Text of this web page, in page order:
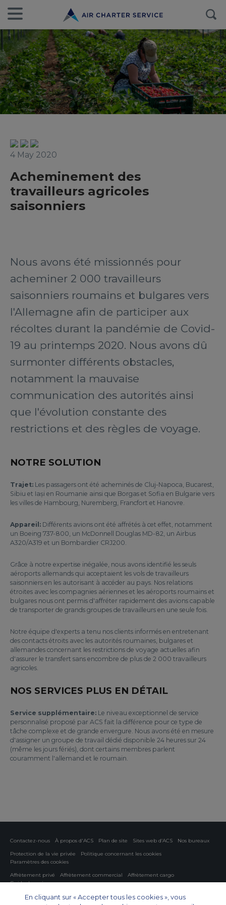
4 May 2020
Acheminement des
travailleurs agricoles
saisonniers
Nous avons été missionnés pour
acheminer 2 000 travailleurs
saisonniers roumains et bulgares vers
l'Allemagne afin de participer aux
récoltes durant la pandémie de Covid-
19 au printemps 2020. Nous avons dû
surmonter différents obstacles,
notamment la mauvaise
communication des autorités ainsi
que l'évolution constante des
restrictions et des règles de voyage.
NOTRE SOLUTION
Trajet: Les passagers ont été acheminés de Cluj-Napoca, Bucarest,
Sibiu et Iași en Roumanie ainsi que Borgas et Sofia en Bulgarie vers
les villes de Hambourg, Nuremberg, Francfort et Hanovre.
Appareil: Différents avions ont été affrétés à cet effet, notamment
un Boeing 737-800, un McDonnell Douglas MD-82, un Airbus
A320/A319 et un Bombardier CRJ200.
Grâce à notre expertise inégalée, nous avons identifié les seuls
aéroports allemands qui acceptaient les vols de travailleurs
saisonniers en les autorisant à accéder au pays. Nos relations
étroites avec les compagnies aériennes et les aéroports roumains et
bulgares nous ont permis d'affréter rapidement des avions capable
de transporter de grands groupes de travailleurs en une seule fois.
Notre équipe d'experts a tenu nos clients informés en entretenant
des contacts étroits avec les autorités roumaines, bulgares et
allemandes concernant les restrictions de voyage actuelles afin
d'assurer le transfert sans encombre de plus de 2 000 travailleurs
agricoles.
NOS SERVICES PLUS EN DÉTAIL
Service supplémentaire: Le niveau exceptionnel de service
personnalisé proposé par ACS fait la différence pour ce type de
tâche complexe et de grande envergure. Nous avons été en mesure
d'assigner un groupe de travail dédié disponible 24 heures sur 24
(même les jours fériés), dont certains membres parlent
couramment l'allemand et le roumain.
Contactez-nous À propos d'ACS Plan de site Sites web d’ACS
Nos bureaux
Protection de la vie privée
Politique concernant les cookies
Paramètres des cookies
Affrètement privé
Affrètement commercial
Affrètement cargo
Guide des avions
En cliquant sur « Accepter tous les cookies », vous